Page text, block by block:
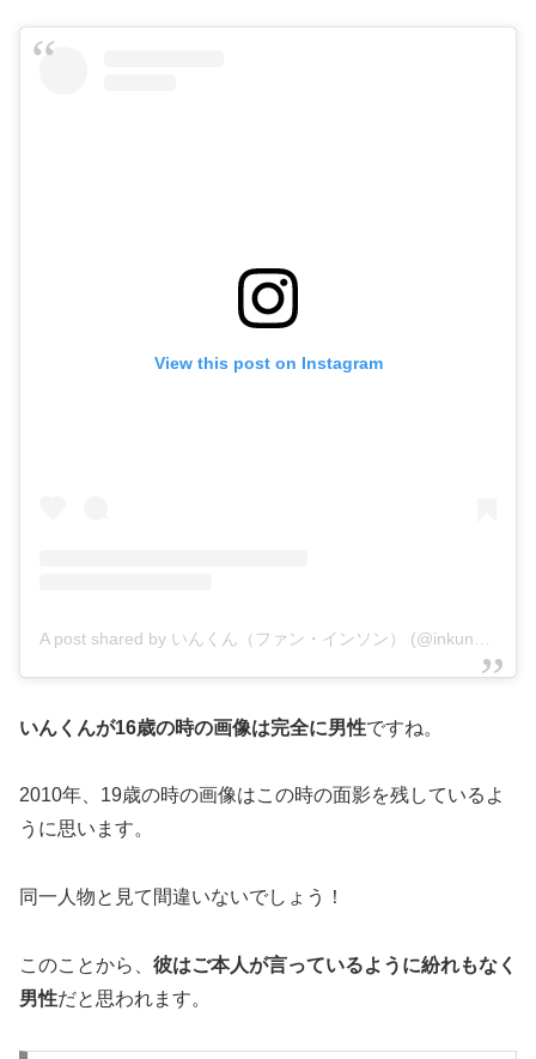
View this post on Instagram
いんくんが16歳の時の画像は完全に男性ですね。
2010年、19歳の時の画像はこの時の面影を残しているよ
うに思います。
同一人物と見て間違いないでしょう！
このことから、 彼はご本人が言っているように紛れもなく
男性だと思われます。